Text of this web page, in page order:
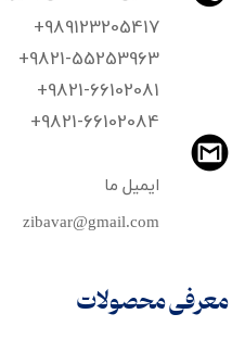
+989123205417
+9821-55253963
+9821-66102081
​​​​​​​+9821-66102084
zibavar@gmail.com
ایمیل ما
معرفی محصولات